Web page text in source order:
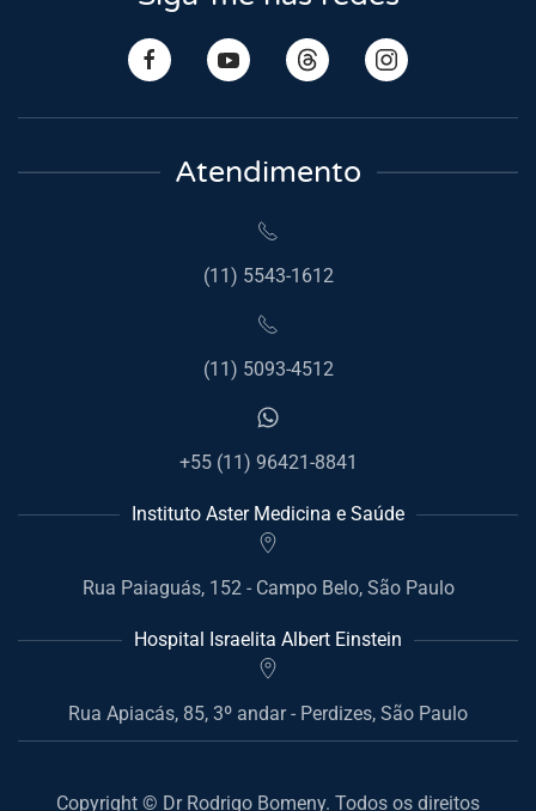
Atendimento
(11) 5543-1612
(11) 5093-4512
+55 (11) 96421-8841
Instituto Aster Medicina e Saúde
Rua Paiaguás, 152 - Campo Belo, São Paulo
Hospital Israelita Albert Einstein
Rua Apiacás, 85, 3º andar - Perdizes, São Paulo
Copyright © Dr Rodrigo Bomeny. Todos os direitos